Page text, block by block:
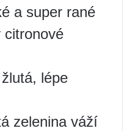
a super rané
citronové
lépe
zelenina váží